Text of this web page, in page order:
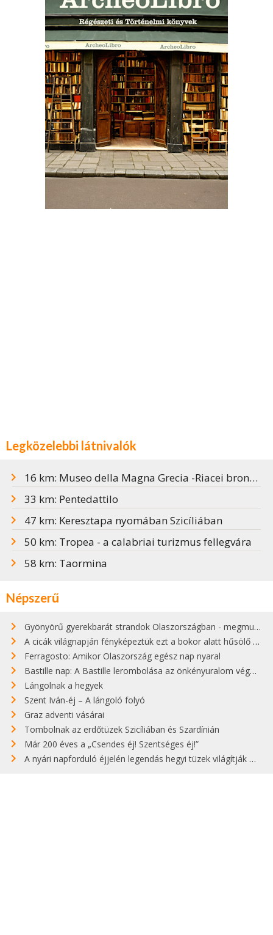
Legközelebbi látnivalók
16 km: Museo della Magna Grecia -Riacei bronzszobrok
33 km: Pentedattilo
47 km: Keresztapa nyomában Szicíliában
50 km: Tropea - a calabriai turizmus fellegvára
58 km: Taormina
Népszerű
Gyönyörű gyerekbarát strandok Olaszországban - megmutatjuk a 15 legjobbat
A cicák világnapján fényképeztük ezt a bokor alatt hűsölő cicát Kisorosziban
Ferragosto: Amikor Olaszország egész nap nyaral
Bastille nap: A Bastille lerombolása az önkényuralom végét jelentette
Lángolnak a hegyek
Szent Iván-éj – A lángoló folyó
Graz adventi vásárai
Tombolnak az erdőtüzek Szicíliában és Szardínián
Már 200 éves a „Csendes éj! Szentséges éj!”
A nyári napforduló éjjelén legendás hegyi tüzek világítják meg Zugspitzét